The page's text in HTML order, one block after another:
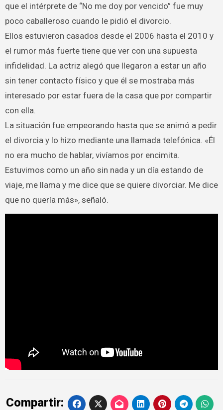
que el intérprete de “No me doy por vencido” fue muy
poco caballeroso cuando le pidió el divorcio.
Ellos estuvieron casados desde el 2006 hasta el 2010 y
el rumor más fuerte tiene que ver con una supuesta
infidelidad. La actriz alegó que llegaron a estar un año
sin tener contacto físico y que él se mostraba más
interesado por estar fuera de la casa que por compartir
con ella.
La situación fue empeorando hasta que se animó a pedir
el divorcia y lo hizo mediante una llamada telefónica. «Él
no era mucho de hablar, vivíamos por encimita.
Estuvimos como un año sin nada y un día estando de
viaje, me llama y me dice que se quiere divorciar. Me dice
que no quería más», señaló.
Compartir: